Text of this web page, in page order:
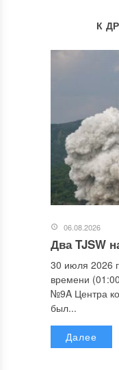
К
06.08.2026
Два TJSW
30 июля 2026
времени
№9A Центра
был...
Далее